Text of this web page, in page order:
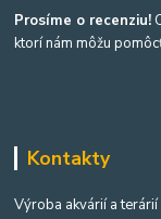
Prosíme o recenziu!
ktorí nám môžu
Kontakty
Výroba akvárií a terárií